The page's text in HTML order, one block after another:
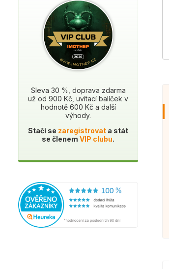
Sleva 30 %, doprava zdarma
už od 900 Kč, uvítací balíček v
hodnotě 600 Kč a další
výhody.
Stačí se zaregistrovat a stát
se členem VIP clubu.